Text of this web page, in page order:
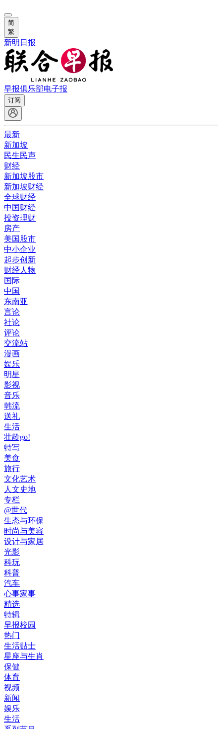
简
繁
新明日报
早报俱乐部电子报
订阅
最新
新加坡
民生民声
财经
新加坡股市
新加坡财经
全球财经
中国财经
投资理财
房产
美国股市
中小企业
起步创新
财经人物
国际
中国
东南亚
言论
社论
评论
交流站
漫画
娱乐
明星
影视
音乐
韩流
送礼
生活
壮龄go!
特写
美食
旅行
文化艺术
人文史地
专栏
@世代
生态与环保
时尚与美容
设计与家居
光影
科玩
科普
汽车
心事家事
精选
特辑
早报校园
热门
生活贴士
星座与生肖
保健
体育
视频
新闻
娱乐
生活